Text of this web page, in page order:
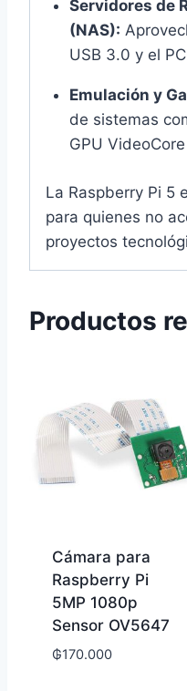
Servidores de
(NAS):
USB 3.0 y el
Emulación y
de sistemas
GPU VideoCore
La Raspberry Pi 5
para quienes no
proyectos
Productos
Cámara para
Raspberry Pi
5MP 1080p
Sensor OV5647
₲170.000